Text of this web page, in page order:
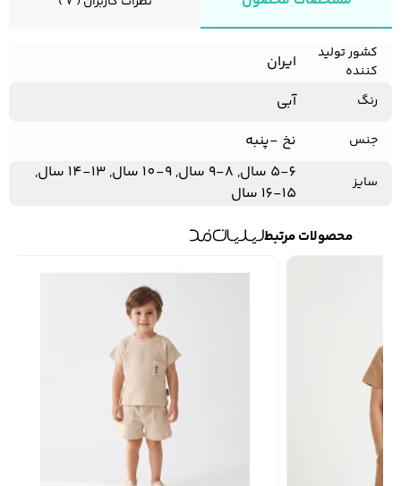
کشور تولید
کننده
ایران
رنگ آبی
جنس نخ -پنبه
سایز
5-6 سال, 8-9 سال, 9-10 سال, 13-14 سال,
15-16 سال
محصولات مرتبط